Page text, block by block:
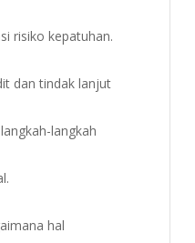
risiko kepatuhan.
dan tindak lanjut
langkah
hal